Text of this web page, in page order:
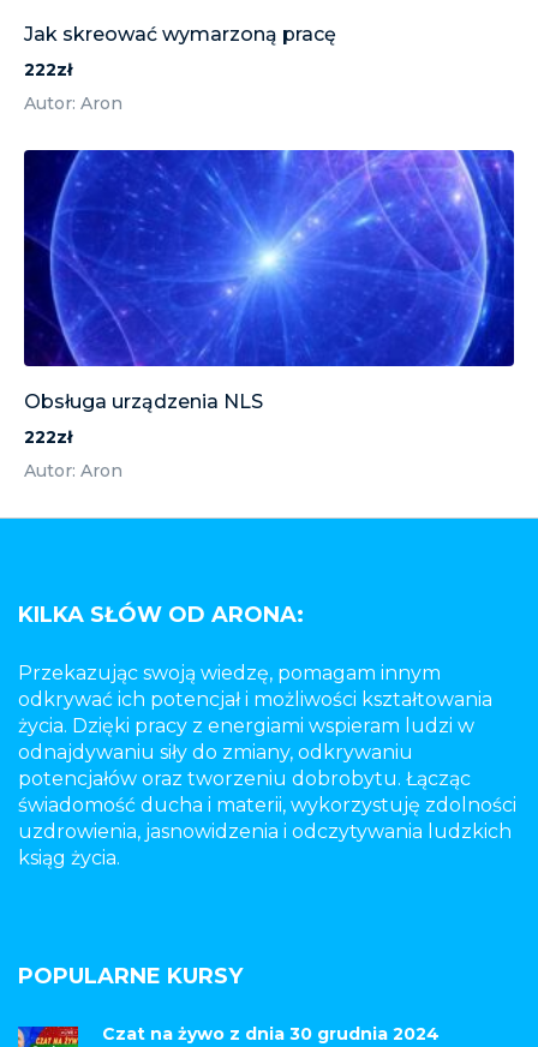
Jak skreować wymarzoną pracę
222zł
Autor: Aron
Obsługa urządzenia NLS
222zł
Autor: Aron
KILKA SŁÓW OD ARONA:
Przekazując swoją wiedzę, pomagam innym
odkrywać ich potencjał i możliwości kształtowania
życia. Dzięki pracy z energiami wspieram ludzi w
odnajdywaniu siły do zmiany, odkrywaniu
potencjałów oraz tworzeniu dobrobytu. Łącząc
świadomość ducha i materii, wykorzystuję zdolności
uzdrowienia, jasnowidzenia i odczytywania ludzkich
ksiąg życia.
POPULARNE KURSY
Czat na żywo z dnia 30 grudnia 2024